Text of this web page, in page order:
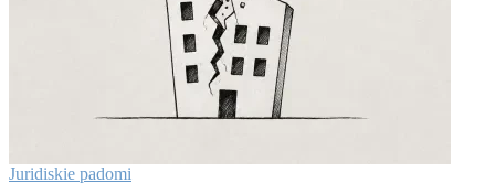
Juridiskie padomi